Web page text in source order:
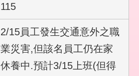
115
2/15員工發生交通意外之職
業災害,但該名員工仍在家
休養中.預計3/15上班(但得